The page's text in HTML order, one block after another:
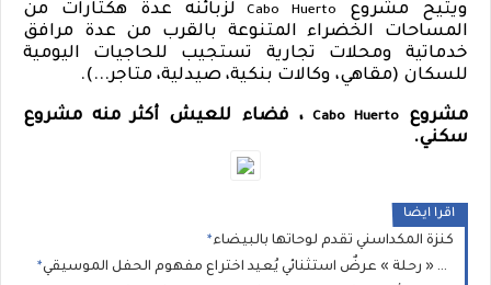
ويتيح مشروع
Cabo Huerto
لزبائنه عدة هكتارات من
المساحات الخضراء المتنوعة بالقرب من عدة مرافق
خدماتية ومحلات تجارية تستجيب للحاجيات اليومية
للسكان (مقاهي، وكالات بنكية، صيدلية، متاجر...).
مشروعCabo Huerto ، فضاء للعيش أكثر منه مشروع
سكني.
اقرا ايضا
كنزة المكداسني تقدم لوحاتها بالبيضاء
قمر يُطلق « رحلة » عرضٌ استثنائي يُعيد اختراع مفهوم الحفل الموسيقي